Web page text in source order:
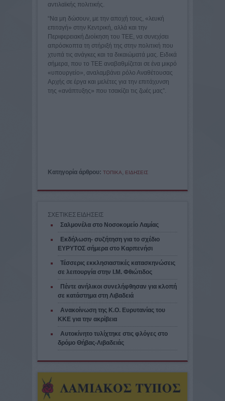
αντιλαϊκής πολιτικής.
“Να μη δώσουν, με την αποχή τους, «λευκή
επιταγή» στην Κεντρική, αλλά και την
Περιφερειακή Διοίκηση του ΤΕΕ, να συνεχίσει
απρόσκοπτα τη στήριξή της στην πολιτική που
χτυπά τις ανάγκες και τα δικαιώματά μας. Ειδικά
σήμερα, που το ΤΕΕ αναβαθμίζεται σε ένα μικρό
«υπουργείο», αναλαμβάνει ρόλο Αναθέτουσας
Αρχής σε έργα και μελέτες για την επιτάχυνση
της «ανάπτυξης» που τσακίζει τις ζωές μας”.­
Κατηγορία άρθρου: ΤΟΠΙΚΑ, ΕΙΔΗΣΕΙΣ
ΣΧΕΤΙΚΕΣ ΕΙΔΗΣΕΙΣ
Σαλμονέλα στο Νοσοκομείο Λαμίας
Εκδήλωση- συζήτηση για το σχέδιο
ΕΥΡΥΤΟΣ σήμερα στο Καρπενήσι
Τέσσερις εκκλησιαστικές κατασκηνώσεις
σε λειτουργία στην Ι.Μ. Φθιώτιδος
Πέντε ανήλικοι συνελήφθησαν για κλοπή
σε κατάστημα στη Λιβαδειά
Ανακοίνωση της Κ.Ο. Ευρυτανίας του
ΚΚΕ για την ακρίβεια
Αυτοκίνητο τυλίχτηκε στις φλόγες στο
δρόμο Θήβας-Λιβαδειάς